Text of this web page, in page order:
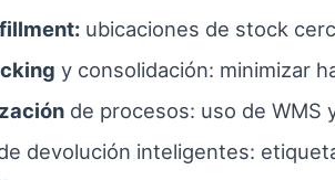
ubicaciones de stock
y consolidación: minimizar
de procesos: uso de WMS
devolución inteligentes: